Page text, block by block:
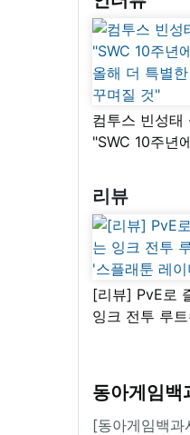
컴투스 빈성태
"SWC 10주년
꾸며질 것"
리뷰
[리뷰] PvE로
잉크 전투 루
동아게임백
[동아게임백